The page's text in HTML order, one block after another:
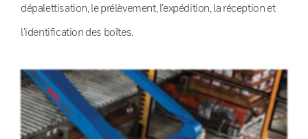
dépalettisation, le prélèvement, l’expédition, la réception et
l’identification des boîtes.